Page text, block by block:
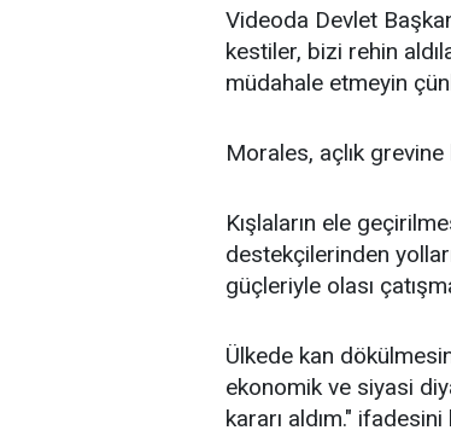
Videoda Devlet
kestiler, bizi rehin
müdahale etmeyin
Morales, açlık grevine
Kışlaların ele
destekçilerinden
güçleriyle olası
Ülkede kan
ekonomik ve siyasi
kararı aldım." ifadesini